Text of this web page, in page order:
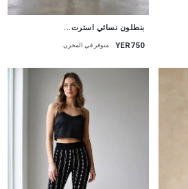
بنطلون نسائي استرت...
YER750 متوفر في المخزن